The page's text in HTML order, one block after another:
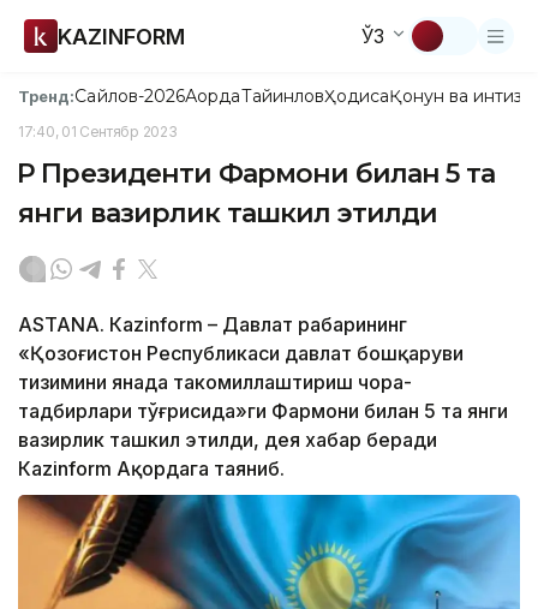
KAZINFORM ЎЗ
Тренд:Сайлов-2026АқордаТайинловҲодисаҚонун ва
17:40, 01 Сентябр 2023
ҚР Президенти Фармони билан 5 та
янги вазирлик ташкил этилди
ASTANА. Кazinform – Давлат раҳбарининг
«Қозоғистон Республикаси давлат бошқаруви
тизимини янада такомиллаштириш чора-
тадбирлари тўғрисида»ги Фармони билан 5 та янги
вазирлик ташкил этилди, дея хабар беради
Кazinform Ақордага таяниб.